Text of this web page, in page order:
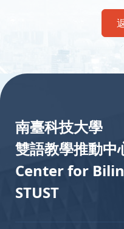
南臺科技大學
雙語教學推動中
Center for
STUST